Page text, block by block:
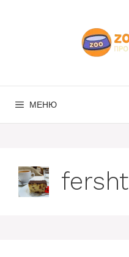
МЕНЮ
fersht